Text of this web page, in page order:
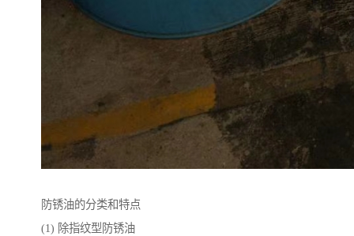
防锈油的分类和特点
(1) 除指纹型防锈油